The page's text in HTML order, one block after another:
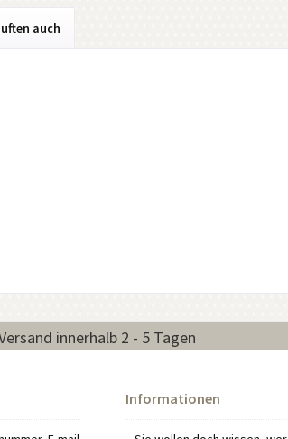
auch
innerhalb 2 - 5 Tagen
Informationen